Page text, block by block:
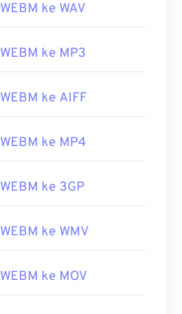
WEBM ke WAV
WEBM ke MP3
WEBM ke AIFF
WEBM ke MP4
WEBM ke 3GP
WEBM ke WMV
WEBM ke MOV